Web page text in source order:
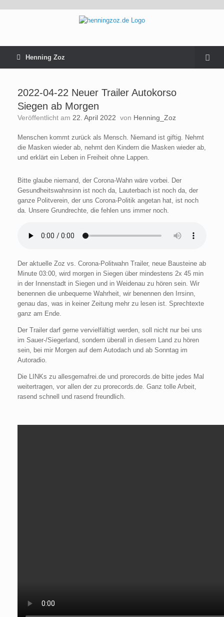
Henning Zoz
2022-04-22 Neuer Trailer Autokorso
Siegen ab Morgen
Veröffentlicht am 22. April 2022 von Henning_Zoz
Menschen kommt zurück als Mensch. Niemand ist giftig. Nehmt
die Masken wieder ab, nehmt den Kindern die Masken wieder ab,
und erklärt ein Leben in Freiheit ohne Lappen.
Bitte glaube niemand, der Corona-Wahn wäre vorbei. Der
Gesundheitswahnsinn ist noch da, Lauterbach ist noch da, der
ganze Politverein, der uns Corona-Politik angetan hat, ist noch
da. Unsere Grundrechte, die fehlen uns immer noch.
Der aktuelle Zoz vs. Corona-Politwahn Trailer, neue Bausteine ab
Minute 03:00, wird morgen in Siegen über mindestens 2x 45 min
in der Innenstadt in Siegen und in Weidenau zu hören sein. Wir
benennen die unbequeme Wahrheit, wir benennen den Irrsinn,
genau das, was in keiner Zeitung mehr zu lesen ist. Sprechtexte
ganz am Ende.
Der Trailer darf gerne vervielfältigt werden, soll nicht nur bei uns
im Sauer-/Siegerland, sondern überall in diesem Land zu hören
sein, bei mir Morgen auf dem Autodach und ab Sonntag im
Autoradio.
Die LINKs zu allesgemafrei.de und prorecords.de bitte jedes Mal
weitertragen, vor allen der zu prorecords.de. Ganz tolle Arbeit,
rasend schnell und rasend freundlich.